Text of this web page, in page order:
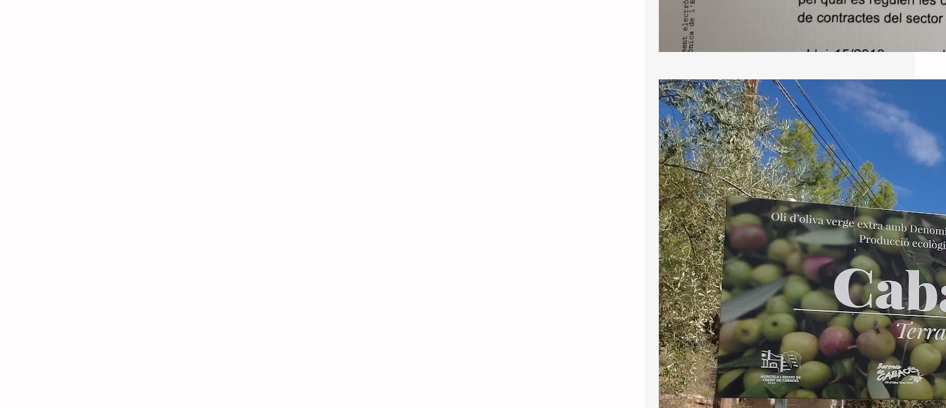
Nota de premsa: perseverem en la
defensa de la Llei de Política
Lingüística
El Tribunal d’Instància de Tarragona
ha notificat avui la sentència respecte
al recurs interposat per Junts contra
la negativa de l’Ajuntament de
Cabassers a oficialitzar el topònim
català del municipi després d’haver
anunciat el 2024 que ho faria per
complir la Llei e Política Lingüística. En
la resolució, el tribunal ha decidit
inadmetre la demanda…